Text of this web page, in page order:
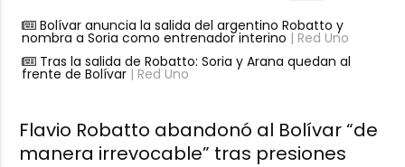
Bolívar anuncia la salida del argentino Robatto y
nombra a Soria como entrenador interino | Red Uno
Tras la salida de Robatto: Soria y Arana quedan al
frente de Bolívar| Red Uno
Flavio Robatto abandonó al Bolívar “de
manera irrevocable” tras presiones